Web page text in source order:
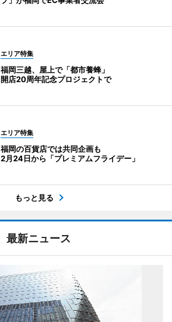
エリア特集
福岡三越、屋上で「都市養蜂」
開店20周年記念プロジェクトで
エリア特集
福岡の百貨店では共同企画も
2月24日から「プレミアムフライデー」
もっと見る
最新ニュース